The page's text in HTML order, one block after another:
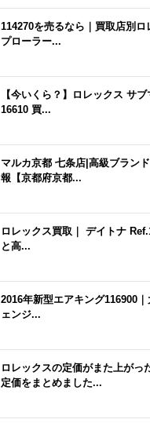
114270を売るなら｜買取店別ロ
プローラー...
【今いくら？】ロレックス サ
16610 買...
マルカ京都 七条店|高級ブラン
報【京都府京都...
ロレックス買取｜ デイトナ
と高...
2016年新型エアキング116900
ェンジ...
ロレックスの定価がまた上がっ
定価をまとめました...